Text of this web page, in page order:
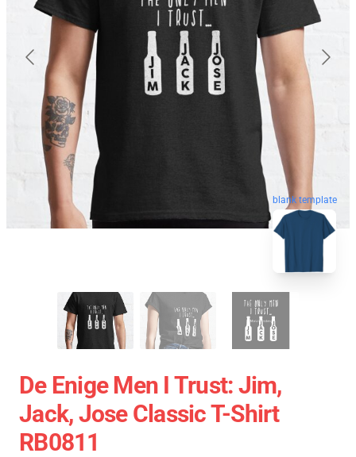
blank template
De Enige Men I Trust: Jim,
Jack, Jose Classic T-Shirt
RB0811